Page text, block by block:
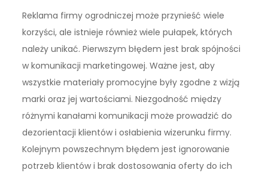
Reklama firmy ogrodniczej może przynieść wiele
korzyści, ale istnieje również wiele pułapek, których
należy unikać. Pierwszym błędem jest brak spójności
w komunikacji marketingowej. Ważne jest, aby
wszystkie materiały promocyjne były zgodne z wizją
marki oraz jej wartościami. Niezgodność między
różnymi kanałami komunikacji może prowadzić do
dezorientacji klientów i osłabienia wizerunku firmy.
Kolejnym powszechnym błędem jest ignorowanie
potrzeb klientów i brak dostosowania oferty do ich